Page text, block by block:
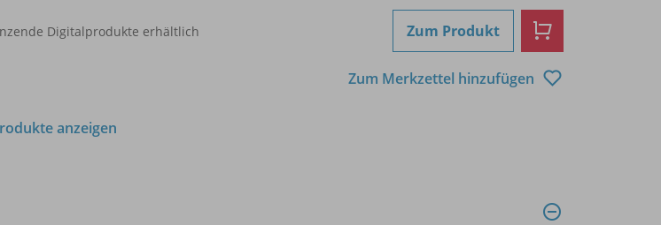
Digitalprodukte erhältlich Zum Produkt
Zum Merkzettel hinzufügen
anzeigen